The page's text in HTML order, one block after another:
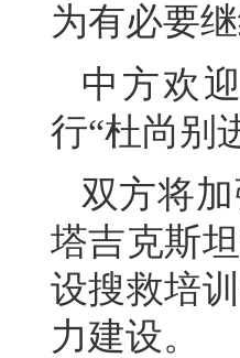
为有必要
中方欢
行“杜尚别
双方将
塔吉克斯
设搜救培
力建设。